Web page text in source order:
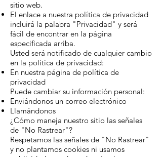
sitio web.
El enlace a nuestra política de privacidad
incluirá la palabra "Privacidad" y será
fácil de encontrar en la página
especificada arriba.
Usted será notificado de cualquier cambio
en la política de privacidad:
En nuestra página de política de
privacidad
Puede cambiar su información personal:
Enviándonos un correo electrónico
Llamándonos
¿Cómo maneja nuestro sitio las señales
de "No Rastrear"?
Respetamos las señales de "No Rastrear"
y no plantamos cookies ni usamos